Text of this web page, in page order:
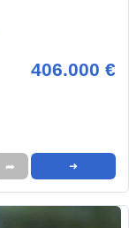
406.000 €
➦ ➜